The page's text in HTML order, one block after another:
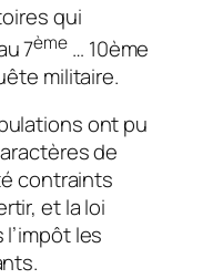
qui
7ème … 10ème
militaire.
ont pu
de
contraints
et la loi
les